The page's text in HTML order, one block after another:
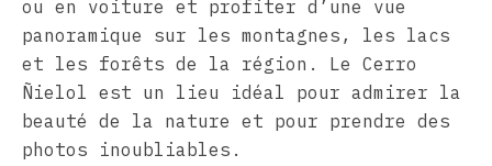
ou en voiture et profiter d’une vue
panoramique sur les montagnes, les lacs
et les forêts de la région. Le Cerro
Ñielol est un lieu idéal pour admirer la
beauté de la nature et pour prendre des
photos inoubliables.